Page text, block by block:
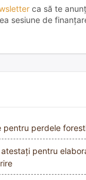
ca să te
sesiune de
pentru perdele
pentru